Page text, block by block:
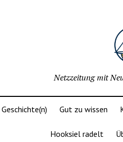
Netzzeitung mit
Geschichte(n) Gut zu wissen
Hooksiel radelt